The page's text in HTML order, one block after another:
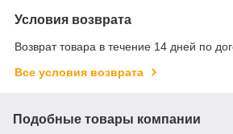
Условия возврата
Возврат товара в течение 14 дней по
Все условия возврата
Подобные товары компании